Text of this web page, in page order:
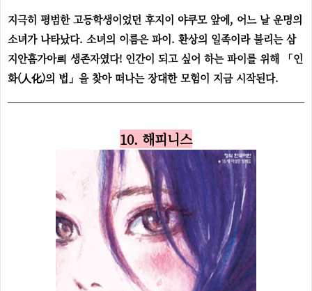
지극히 평범한 고등학생이었던 후지이 야쿠모 앞에, 어느 날 운명의
소녀가 나타났다. 소녀의 이름은 파이. 환상의 일족이라 불리는 삼
지안흠가아릐 생존자였다! 인간이 되고 싶어 하는 파이를 위해 「인
화(人化)의 법」을 찾아 떠나는 장대한 모험이 지금 시작된다.
10. 해피니스